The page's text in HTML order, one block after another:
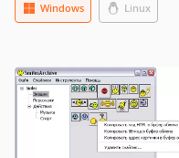
Windows Linux